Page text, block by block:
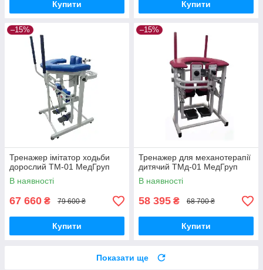
Купити Купити
–15%
Тренажер імітатор ходьби
дорослий ТМ-01 МедГруп
В наявності
67 660 ₴ 79 600 ₴
Купити
–15%
Тренажер для механотерапії
дитячий ТМд-01 МедГруп
В наявності
58 395 ₴ 68 700 ₴
Купити
Показати ще